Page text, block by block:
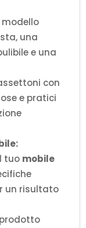
modello
una
e una
con
e pratici
tuo mobile
un risultato